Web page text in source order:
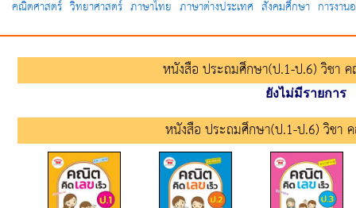
คณิตศาสตร์ วิทยาศาสตร์ ภาษาไทย ภาษาต่างประเทศ สังคมศึกษา การงา
หนังสือ ประถมศึกษา(ป.1-ป.6) วิชา
ยังไม่มีรายการ
หนังสือ ประถมศึกษา(ป.1-ป.6) วิชา